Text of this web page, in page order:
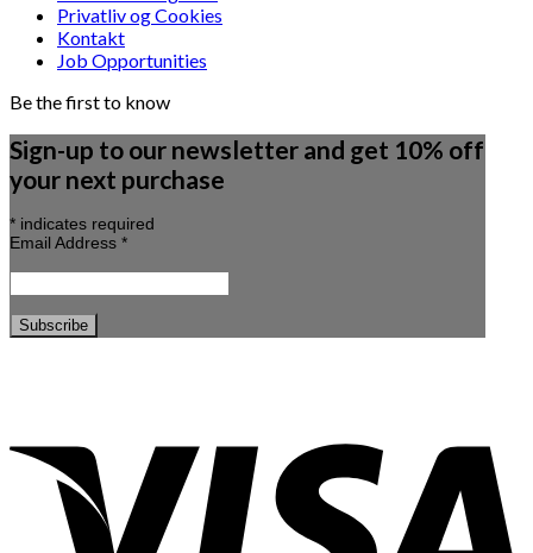
Privatliv og Cookies
Kontakt
Job Opportunities
Be the first to know
Sign-up to our newsletter and get 10% off
your next purchase
* indicates required
Email Address *